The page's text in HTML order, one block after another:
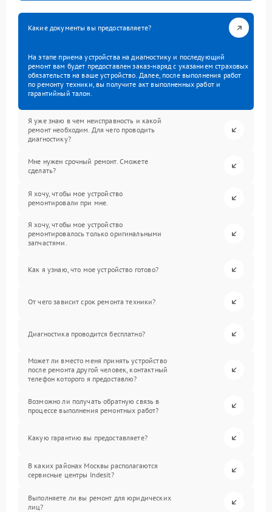
Какие документы вы предоставляете?
На этапе приема устройства на диагностику и последующий
ремонт вам будет предоставлен заказ-наряд с указанием страховых
обязательств на ваше устройство. Далее, после выполнения работ
по ремонту техники, вы получите акт выполненных работ и
гарантийный талон.
Я уже знаю в чем неисправность и какой
ремонт необходим. Для чего проводить
диагностику?
Мне нужен срочный ремонт. Сможете
сделать?
Я хочу, чтобы мое устройство
ремонтировали при мне.
Я хочу, чтобы мое устройство
ремонтировалось только оригинальными
запчастями.
Как я узнаю, что мое устройство готово?
От чего зависит срок ремонта техники?
Диагностика проводится бесплатно?
Может ли вместо меня принять устройство
после ремонта другой человек, контактный
телефон которого я предоставлю?
Возможно ли получать обратную связь в
процессе выполнения ремонтных работ?
Какую гарантию вы предоставляете?
В каких районах Москвы располагаются
сервисные центры Indesit?
Выполняете ли вы ремонт для юридических
лиц?